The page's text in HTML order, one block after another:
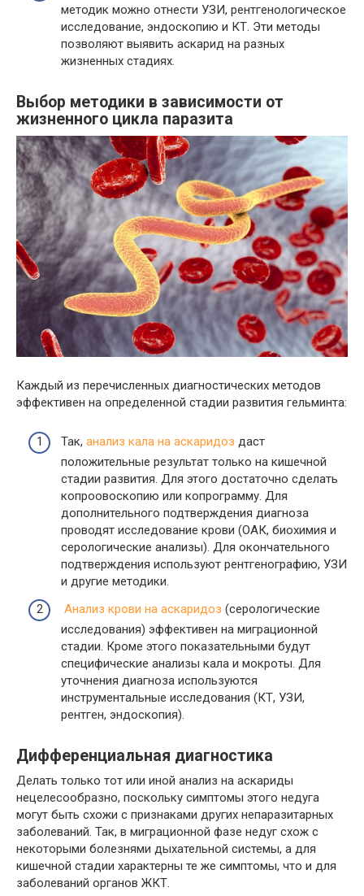
методик можно отнести УЗИ, рентгенологическое
исследование, эндоскопию и КТ. Эти методы
позволяют выявить аскарид на разных
жизненных стадиях.
Выбор методики в зависимости от
жизненного цикла паразита
Каждый из перечисленных диагностических методов
эффективен на определенной стадии развития гельминта:
Так, анализ кала на аскаридоз даст
положительные результат только на кишечной
стадии развития. Для этого достаточно сделать
копроовоскопию или копрограмму. Для
дополнительного подтверждения диагноза
проводят исследование крови (ОАК, биохимия и
серологические анализы). Для окончательного
подтверждения используют рентгенографию, УЗИ
и другие методики.
Анализ крови на аскаридоз (серологические
исследования) эффективен на миграционной
стадии. Кроме этого показательными будут
специфические анализы кала и мокроты. Для
уточнения диагноза используются
инструментальные исследования (КТ, УЗИ,
рентген, эндоскопия).
Дифференциальная диагностика
Делать только тот или иной анализ на аскариды
нецелесообразно, поскольку симптомы этого недуга
могут быть схожи с признаками других непаразитарных
заболеваний. Так, в миграционной фазе недуг схож с
некоторыми болезнями дыхательной системы, а для
кишечной стадии характерны те же симптомы, что и для
заболеваний органов ЖКТ.